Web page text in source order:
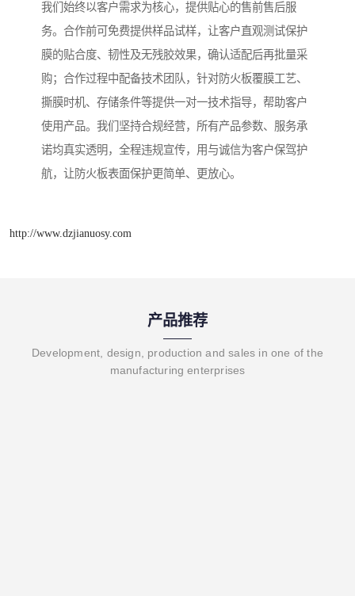
我们始终以客户需求为核心，提供贴心的售前售后服
务。合作前可免费提供样品试样，让客户直观测试保护
膜的贴合度、韧性及无残胶效果，确认适配后再批量采
购；合作过程中配备技术团队，针对防火板覆膜工艺、
撕膜时机、存储条件等提供一对一技术指导，帮助客户
使用产品。我们坚持合规经营，所有产品参数、服务承
诺均真实透明，全程违规宣传，用与诚信为客户保驾护
航，让防火板表面保护更简单、更放心。
http://www.dzjianuosy.com
产品推荐
Development, design, production and sales in one of the
manufacturing enterprises